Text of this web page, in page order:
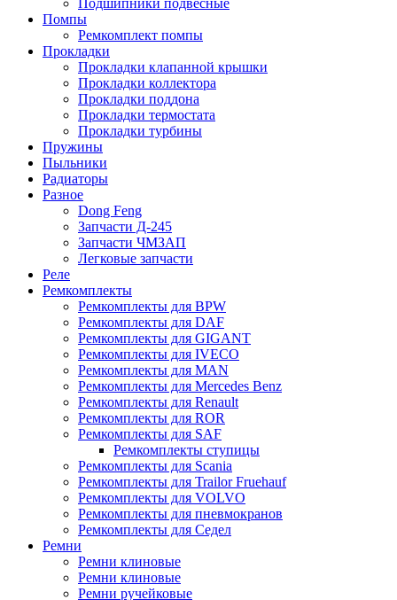
Помпы
Ремкомплект помпы
Прокладки
Прокладки клапанной крышки
Прокладки коллектора
Прокладки поддона
Прокладки термостата
Прокладки турбины
Пружины
Пыльники
Радиаторы
Разное
Dong Feng
Запчасти Д-245
Запчасти ЧМЗАП
Легковые запчасти
Реле
Ремкомплекты
Ремкомплекты для BPW
Ремкомплекты для DAF
Ремкомплекты для GIGANT
Ремкомплекты для IVECO
Ремкомплекты для MAN
Ремкомплекты для Mercedes Benz
Ремкомплекты для Renault
Ремкомплекты для ROR
Ремкомплекты для SAF
Ремкомплекты ступицы
Ремкомплекты для Scania
Ремкомплекты для Trailor Fruehauf
Ремкомплекты для VOLVO
Ремкомплекты для пневмокранов
Ремкомплекты для Седел
Ремни
Ремни клиновые
Ремни клиновые
Ремни ручейковые